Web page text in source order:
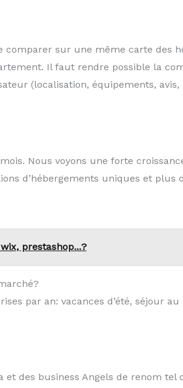
comparer sur une même carte des
Il faut rendre possible la
(localisation, équipements, avis,
Nous voyons une forte
d’hébergements uniques et plus
prestashop...?
par an: vacances d’été, séjour au
et des business Angels de renom tel